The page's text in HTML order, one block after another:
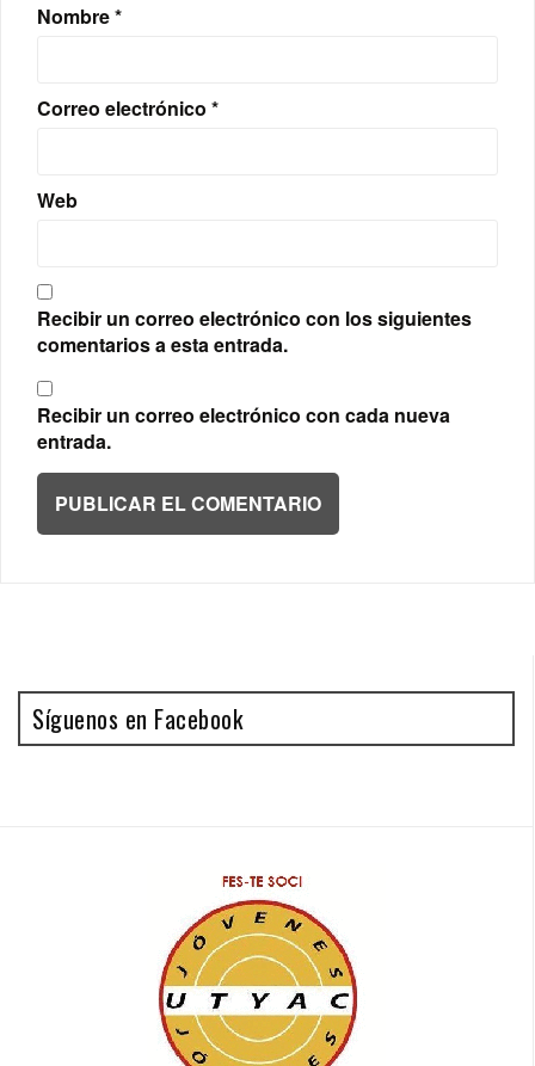
Nombre*
Correo electrónico *
Web
Recibir un correo electrónico con los siguientes
comentarios a esta entrada.
Recibir un correo electrónico con cada nueva
entrada.
Síguenos en Facebook